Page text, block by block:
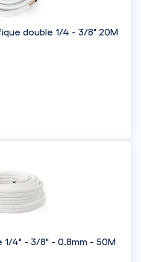
double 1/4 - 3/8" 20M
1/4" - 3/8" - 0.8mm - 50M